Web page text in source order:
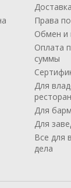
Права
Обмен и
Оплата
суммы
Для
Для
Для
Все для
дела